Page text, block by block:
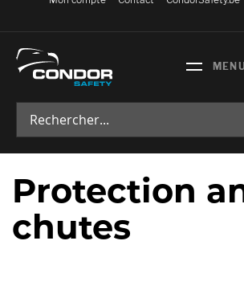
Protection
chutes